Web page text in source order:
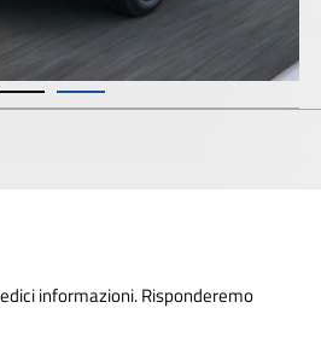
informazioni. Risponderemo